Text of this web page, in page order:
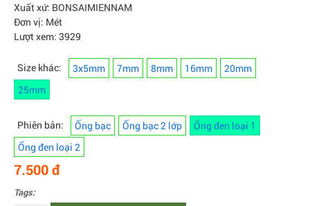
Xuất xứ: BONSAIMIENNAM
Đơn vị: Mét
Lượt xem: 3929
Size khác: 3x5mm 7mm 8mm 16mm
20mm
25mm
Phiên bản: Ống bạc Ống bạc 2 lớp
Ống đen loại 1
Ống đen loại 2
7.500 đ
Tags: